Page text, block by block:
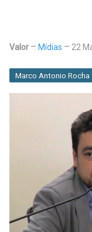
Valor Mídias 22
Marco Antonio Rocha